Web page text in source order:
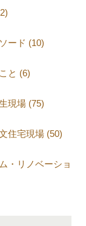
ード (10)
と (6)
現場 (75)
住宅現場 (50)
・リノベーショ